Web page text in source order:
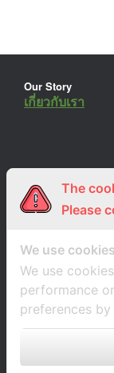
Our Story
เกี่ยวกับเรา
ร่วมงานกับเรา
สมัครงาน
The
Please
We use cookies
We use
performance
preferences